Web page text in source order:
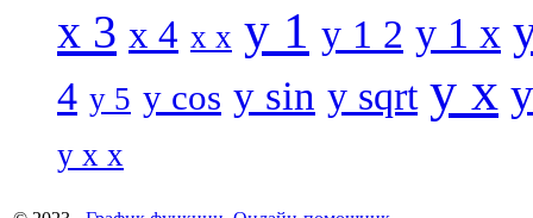
x 3 x 4 x x y 1 y 1 2 y 1 x
4 y 5 y cos y sin y sqrt y x
y x x